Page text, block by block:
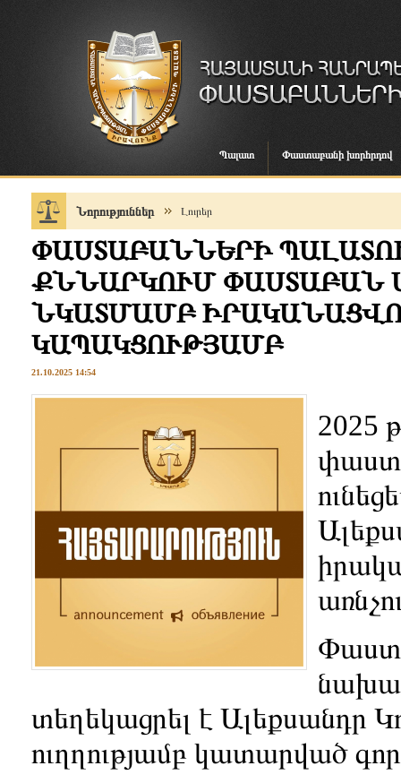
Պալատ Փաստաբանի խորհրդով
Նորություններ Լուրեր
ՓԱՍՏԱԲԱՆՆԵՐԻ
ՔՆՆԱՐԿՈՒՄ ՓԱՍՏԱԲԱՆ
ՆԿԱՏՄԱՄԲ
ԿԱՊԱԿՑՈՒԹՅԱՄԲ
21.10.2025 14:54
2025
տեղեկացրել է Ալեքսանդր
ուղղությամբ կատարված